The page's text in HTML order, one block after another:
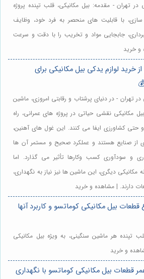
در تهران - مقدمه: بیل مکانیکی، قلب تپنده پروژه
با قابلیت های منحصر به فرد خود، وظایف
جابجایی مواد و تخریب را با دقت و سرعت
و خرید
خرید لوازم یدکی بیل مکانیکی برای
تهران - در دنیای پرشتاب و رقابتی امروزی، ماشین
مکانیکی نقشی حیاتی در پروژه های عمرانی، راه
حتی کشاورزی ایفا می کنند. این غول های آهنین،
از صنایع هستند و عملکرد صحیح و مستمر آن ها
و سودآوری کسب وکارها تأثیر می گذارد. اما
مکانیکی دیگری، این ماشین ها نیز نیاز به نگهداری،
دارند. | مشاهده و خرید
قطعات بیل مکانیکی کوماتسو و کاربرد آنها
تپنده هر ماشین سنگینی، به ویژه بیل مکانیکی
و خرید
قطعات بیل مکانیکی کوماتسو با نگهداری